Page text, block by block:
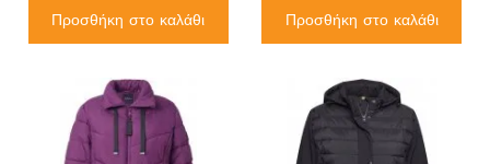
Προσθήκη στο καλάθι Προσθήκη στο καλάθι